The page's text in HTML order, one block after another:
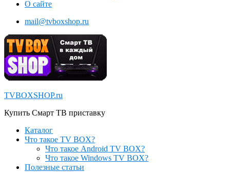
О сайте
mail@tvboxshop.ru
TVBOXSHOP.ru
Купить Смарт ТВ приставку
Каталог
Что такое TV BOX?
Что такое Android TV BOX?
Что такое Windows TV BOX?
Полезные статьи